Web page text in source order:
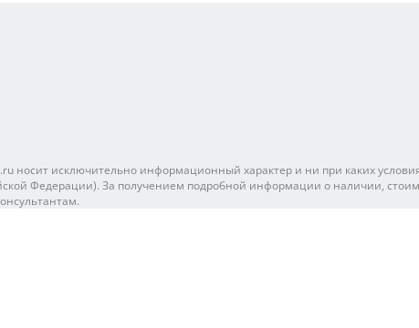
исключительно информационный характер и ни при каких
Федерации). За получением подробной информации о наличии,